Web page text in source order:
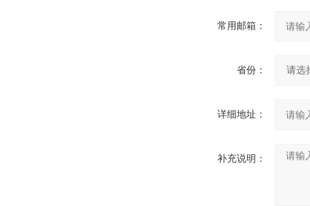
常用邮箱：
省份：
详细地址：
补充说明：